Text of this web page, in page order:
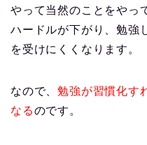
やって当然のことをやっ
ハードルが下がり、勉強
を受けにくくなります。
なので、勉強が習慣化す
なるのです。